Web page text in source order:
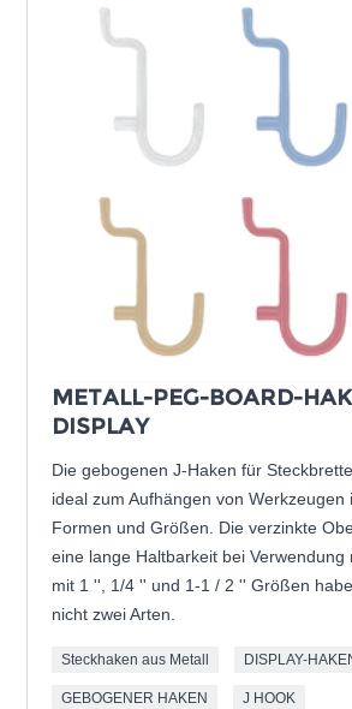
METALL-PEG-BOARD-
DISPLAY
Die gebogenen J-Haken für
ideal zum Aufhängen von Werkzeugen
Formen und Größen. Die verzinkte
eine lange Haltbarkeit bei Verwendung
mit 1 '', 1/4 '' und 1-1 / 2 '' Größen
nicht zwei Arten.
Steckhaken aus Metall DISPLAY-
GEBOGENER HAKEN J HOOK